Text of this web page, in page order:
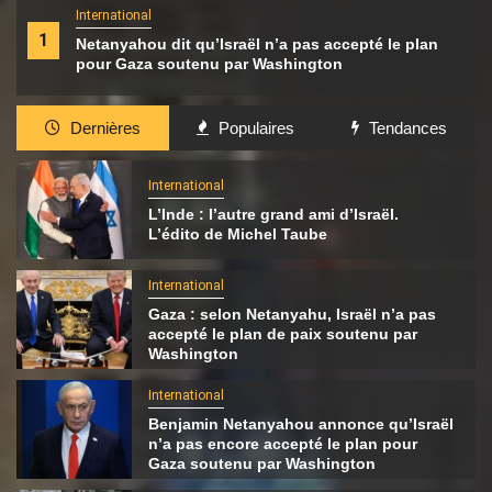
1
International
Netanyahou dit qu’Israël n’a pas accepté le plan
pour Gaza soutenu par Washington
Dernières Populaires Tendances
International
L’Inde : l’autre grand ami d’Israël.
L’édito de Michel Taube
International
Gaza : selon Netanyahu, Israël n’a pas
accepté le plan de paix soutenu par
Washington
International
Benjamin Netanyahou annonce qu’Israël
n’a pas encore accepté le plan pour
Gaza soutenu par Washington